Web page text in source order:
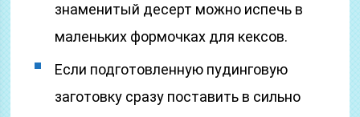
знаменитый десерт можно испечь в
маленьких формочках для кексов.
Если подготовленную пудинговую
заготовку сразу поставить в сильно